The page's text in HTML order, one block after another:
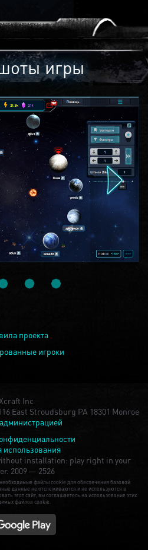
игры
проекта
игроки
Inc
East Stroudsburg PA 18301 Monroe
использования
installation: play right in your
2009 — 2526
файлы cookie для обеспечения базовой
данные не отслеживаются и не используются в
этот сайт, вы соглашаетесь на использование этих
файлов cookie.